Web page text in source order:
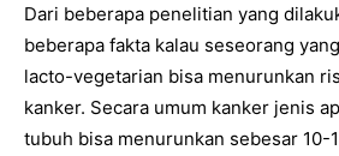
Dari beberapa penelitian yang
beberapa fakta kalau seseorang
lacto-vegetarian bisa menurunkan
kanker. Secara umum kanker jenis
tubuh bisa menurunkan sebesar 10-